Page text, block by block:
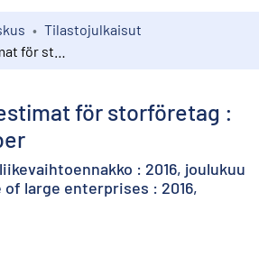
Tilastojulkaisut
för storföretag :
: 2016, joulukuu
large enterprises : 2016,